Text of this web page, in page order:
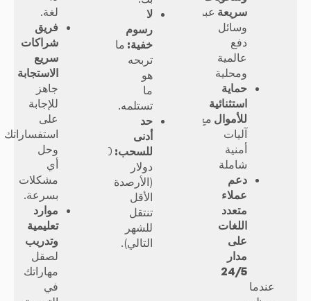
سريعة عبر
وسائل
دفع
عالمية
ومحلية
حماية
استثنائية
للأموال مع
آليات
أمنية
شاملة
دعم
عملاء
متعدد
اللغات
على
مدار
24/5
عندما
لا
رسوم
خفية: ما
تربحه
هو
ما
تستلمه.
حد
أدنى
للسحب: 1,000
دولار
(الأرصدة
الأقل
تنتقل
للشهر
التالي).
لغة.
فريق
شراكات
سريع
الاستجابة
جاهز
للإجابة
على
استفساراتك
وحل
أي
مشكلات
بسرعة.
موارد
تعليمية
وتدريب
لصقل
مهاراتك
في